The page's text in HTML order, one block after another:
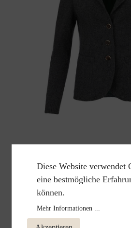
Diese Website verwendet
eine bestmögliche
können.
Mehr Informationen ...